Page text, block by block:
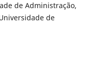
de Administração,
de